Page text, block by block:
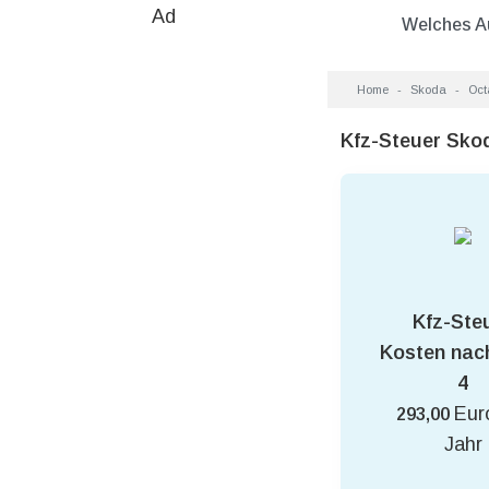
Welches
Ad
Home Skoda
Kfz-Steuer
Kfz-
Kosten
4
293,00
Jahr